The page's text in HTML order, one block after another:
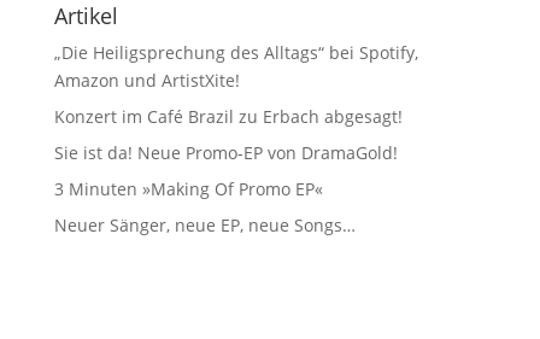
Artikel
„Die Heiligsprechung des Alltags“ bei Spotify,
Amazon und ArtistXite!
Konzert im Café Brazil zu Erbach abgesagt!
Sie ist da! Neue Promo-EP von DramaGold!
3 Minuten »Making Of Promo EP«
Neuer Sänger, neue EP, neue Songs…